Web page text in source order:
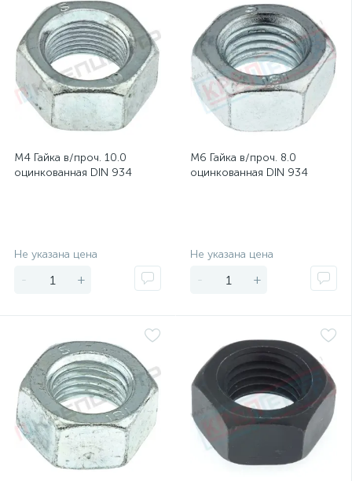
М4 Гайка в/проч. 10.0
оцинкованная DIN 934
Не указана цена
- +
М6 Гайка в/проч. 8.0
оцинкованная DIN 934
Не указана цена
- +